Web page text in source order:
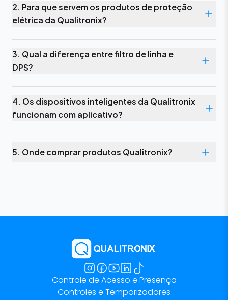
2. Para que servem os produtos de proteção
elétrica da Qualitronix?
3. Qual a diferença entre filtro de linha e
DPS?
4. Os dispositivos inteligentes da Qualitronix
funcionam com aplicativo?
5. Onde comprar produtos Qualitronix?
Controle de Acesso e Presença
Controles e Temporizadores